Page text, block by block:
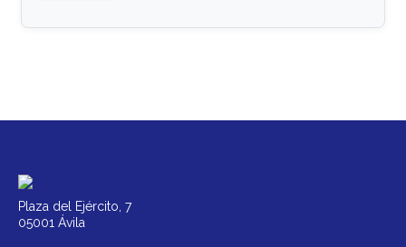
Plaza del Ejército, 7
05001 Ávila